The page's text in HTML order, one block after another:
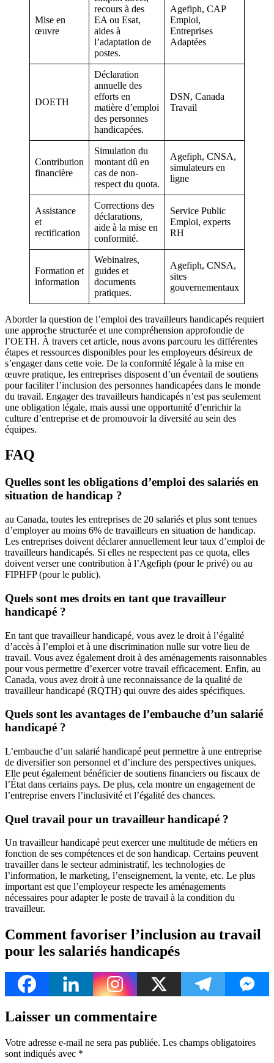
Mise en
œuvre
recours à des
EA ou Esat,
aides à
l’adaptation de
postes.
Agefiph, CAP
Emploi,
Entreprises
Adaptées
DOETH
Déclaration
annuelle des
efforts en
matière d’emploi
des personnes
handicapées.
DSN, Canada
Travail
Contribution
financière
Simulation du
montant dû en
cas de non-
respect du quota.
Agefiph, CNSA,
simulateurs en
ligne
Assistance
et
rectification
Corrections des
déclarations,
aide à la mise en
conformité.
Service Public
Emploi, experts
RH
Formation et
information
Webinaires,
guides et
documents
pratiques.
Agefiph, CNSA,
sites
gouvernementaux
Aborder la question de l’emploi des travailleurs handicapés requiert
une approche structurée et une compréhension approfondie de
l’OETH. À travers cet article, nous avons parcouru les différentes
étapes et ressources disponibles pour les employeurs désireux de
s’engager dans cette voie. De la conformité légale à la mise en
œuvre pratique, les entreprises disposent d’un éventail de soutiens
pour faciliter l’inclusion des personnes handicapées dans le monde
du travail. Engager des travailleurs handicapés n’est pas seulement
une obligation légale, mais aussi une opportunité d’enrichir la
culture d’entreprise et de promouvoir la diversité au sein des
équipes.
FAQ
Quelles sont les obligations d’emploi des salariés en
situation de handicap ?
au Canada, toutes les entreprises de 20 salariés et plus sont tenues
d’employer au moins 6% de travailleurs en situation de handicap.
Les entreprises doivent déclarer annuellement leur taux d’emploi de
travailleurs handicapés. Si elles ne respectent pas ce quota, elles
doivent verser une contribution à l’Agefiph (pour le privé) ou au
FIPHFP (pour le public).
Quels sont mes droits en tant que travailleur
handicapé ?
En tant que travailleur handicapé, vous avez le droit à l’égalité
d’accès à l’emploi et à une discrimination nulle sur votre lieu de
travail. Vous avez également droit à des aménagements raisonnables
pour vous permettre d’exercer votre travail efficacement. Enfin, au
Canada, vous avez droit à une reconnaissance de la qualité de
travailleur handicapé (RQTH) qui ouvre des aides spécifiques.
Quels sont les avantages de l’embauche d’un salarié
handicapé ?
L’embauche d’un salarié handicapé peut permettre à une entreprise
de diversifier son personnel et d’inclure des perspectives uniques.
Elle peut également bénéficier de soutiens financiers ou fiscaux de
l’État dans certains pays. De plus, cela montre un engagement de
l’entreprise envers l’inclusivité et l’égalité des chances.
Quel travail pour un travailleur handicapé ?
Un travailleur handicapé peut exercer une multitude de métiers en
fonction de ses compétences et de son handicap. Certains peuvent
travailler dans le secteur administratif, les technologies de
l’information, le marketing, l’enseignement, la vente, etc. Le plus
important est que l’employeur respecte les aménagements
nécessaires pour adapter le poste de travail à la condition du
travailleur.
Comment favoriser l’inclusion au travail
pour les salariés handicapés
Laisser un commentaire
Votre adresse e-mail ne sera pas publiée. Les champs obligatoires
sont indiqués avec *